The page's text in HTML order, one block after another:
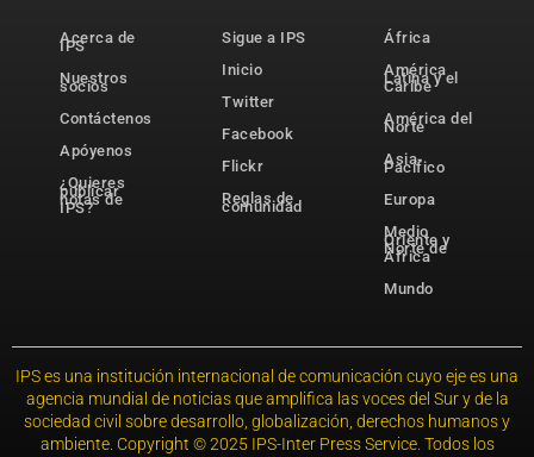
Acerca de
IPS
Nuestros
socios
Contáctenos
Apóyenos
¿Quieres
publicar
notas de
IPS?
Sigue a IPS
Inicio
Twitter
Facebook
Flickr
Reglas de
comunidad
África
América
Latina y el
Caribe
América del
Norte
Asia-
Pacífico
Europa
Medio
Oriente y
Norte de
África
Mundo
IPS es una institución internacional de comunicación cuyo eje es una
agencia mundial de noticias que amplifica las voces del Sur y de la
sociedad civil sobre desarrollo, globalización, derechos humanos y
ambiente. Copyright © 2025 IPS-Inter Press Service. Todos los